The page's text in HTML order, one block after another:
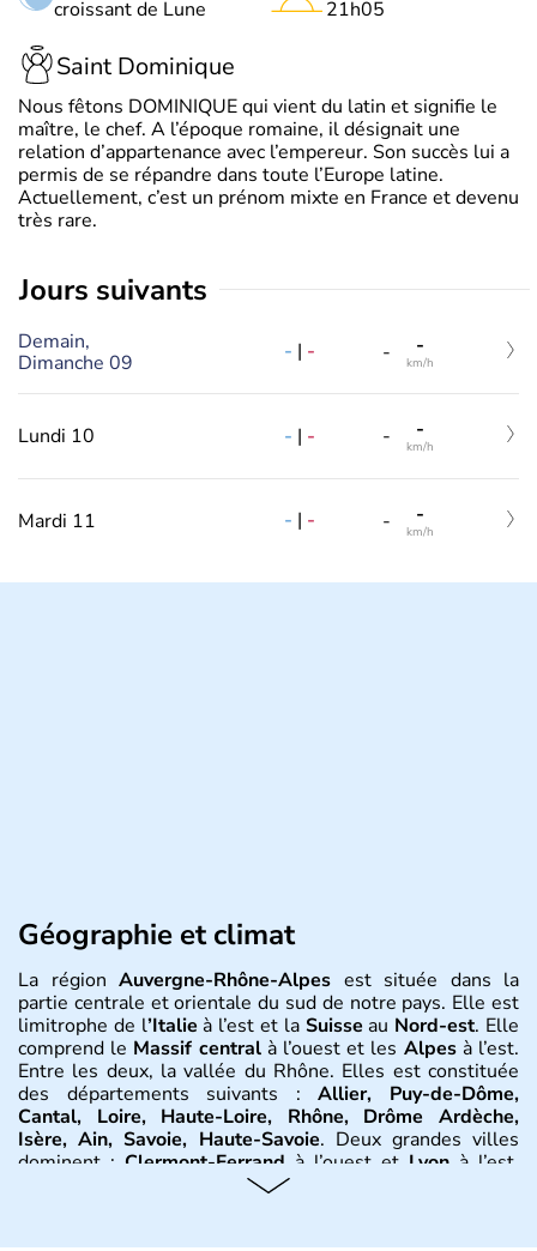
croissant de Lune 21h05
Saint Dominique
Nous fêtons DOMINIQUE qui vient du latin et signifie le
maître, le chef. A l’époque romaine, il désignait une
relation d’appartenance avec l’empereur. Son succès lui a
permis de se répandre dans toute l’Europe latine.
Actuellement, c’est un prénom mixte en France et devenu
très rare.
jours suivants
Demain,
Dimanche 09
- | - - -
km/h
Lundi 10 - | - - -
km/h
Mardi 11 - | - - -
km/h
Géographie et climat
La région Auvergne-Rhône-Alpes est située dans la
partie centrale et orientale du sud de notre pays. Elle est
limitrophe de l’Italie à l’est et la Suisse au Nord-est. Elle
comprend le Massif centralà l’ouest et les Alpesà l’est.
Entre les deux, la vallée du Rhône. Elles est constituée
des départements suivants :Allier, Puy-de-Dôme,
Cantal, Loire, Haute-Loire, Rhône, Drôme Ardèche,
Isère, Ain, Savoie, Haute-Savoie. Deux grandes villes
dominent : Clermont-Ferrand à l’ouest et Lyon à l’est.
D’autres villes ont une réelle importance dans la région